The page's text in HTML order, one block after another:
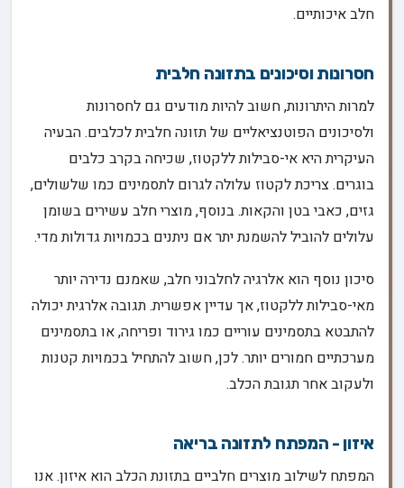
חלב איכותיים.
חסרונות וסיכונים בתזונה חלבית
למרות היתרונות, חשוב להיות מודעים גם לחסרונות
ולסיכונים הפוטנציאליים של תזונה חלבית לכלבים. הבעיה
העיקרית היא אי-סבילות ללקטוז, שכיחה בקרב כלבים
בוגרים. צריכת לקטוז עלולה לגרום לתסמינים כמו שלשולים,
גזים, כאבי בטן והקאות. בנוסף, מוצרי חלב עשירים בשומן
עלולים להוביל להשמנת יתר אם ניתנים בכמויות גדולות מדי.
סיכון נוסף הוא אלרגיה לחלבוני חלב, שאמנם נדירה יותר
מאי-סבילות ללקטוז, אך עדיין אפשרית. תגובה אלרגית יכולה
להתבטא בתסמינים עוריים כמו גירוד ופריחה, או בתסמינים
מערכתיים חמורים יותר. לכן, חשוב להתחיל בכמויות קטנות
ולעקוב אחר תגובת הכלב.
איזון - המפתח לתזונה בריאה
המפתח לשילוב מוצרים חלביים בתזונת הכלב הוא איזון. אנו